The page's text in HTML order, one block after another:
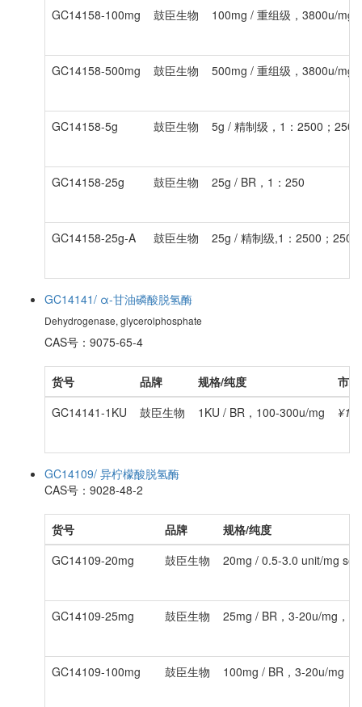
GC14158-100mg 鼓臣生物 100mg / 重组级，3800u/mg
GC14158-500mg 鼓臣生物 500mg / 重组级，3800u/mg
GC14158-5g 鼓臣生物 5g / 精制级，1：2500；
GC14158-25g 鼓臣生物 25g / BR，1：250
GC14158-25g-A 鼓臣生物 25g / 精制级,1：2500；
GC14141/ α-甘油磷酸脱氢酶
Dehydrogenase, glycerolphosphate
CAS号：9075-65-4
货号 品牌 规格/纯度
市
GC14141-1KU
鼓臣生物 1KU / BR，100-300u/mg
GC14109/ 异柠檬酸脱氢酶
CAS号：9028-48-2
货号 品牌
规格/纯度
GC14109-20mg
鼓臣生物 20mg / 0.5-3.0 unit/mg
GC14109-25mg 鼓臣生物 25mg / BR，3-20u/mg，
GC14109-100mg 鼓臣生物 100mg / BR，3-20u/mg，